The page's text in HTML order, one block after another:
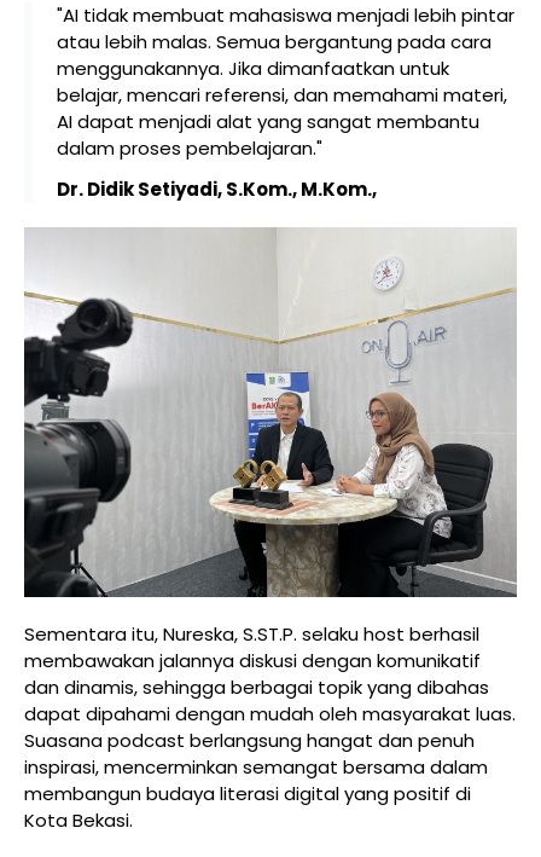
"AI tidak membuat mahasiswa menjadi lebih pintar
atau lebih malas. Semua bergantung pada cara
menggunakannya. Jika dimanfaatkan untuk
belajar, mencari referensi, dan memahami materi,
AI dapat menjadi alat yang sangat membantu
dalam proses pembelajaran."
Dr. Didik Setiyadi, S.Kom., M.Kom.,
Sementara itu, Nureska, S.ST.P. selaku host berhasil
membawakan jalannya diskusi dengan komunikatif
dan dinamis, sehingga berbagai topik yang dibahas
dapat dipahami dengan mudah oleh masyarakat luas.
Suasana podcast berlangsung hangat dan penuh
inspirasi, mencerminkan semangat bersama dalam
membangun budaya literasi digital yang positif di
Kota Bekasi.